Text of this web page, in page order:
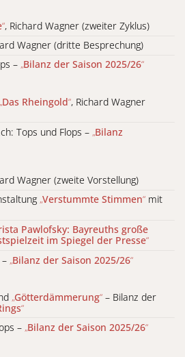
“, Richard Wagner (zweiter Zyklus)
Wagner (dritte Besprechung)
– „Bilanz der Saison 2025/26“
„Das Rheingold“, Richard Wagner
Tops und Flops – „Bilanz
Wagner (zweite Vorstellung)
„Verstummte Stimmen“ mit
Pawlofsky: Bayreuths große
im Spiegel der Presse“
„Bilanz der Saison 2025/26“
„Götterdämmerung“ – Bilanz der
“
– „Bilanz der Saison 2025/26“